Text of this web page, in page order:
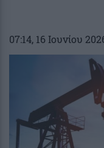
07:14, 16 Ιουνίου